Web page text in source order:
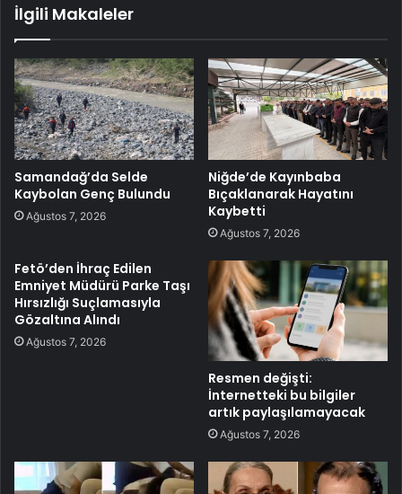
İlgili Makaleler
Samandağ’da Selde
Kaybolan Genç Bulundu
Ağustos 7, 2026
Niğde’de Kayınbaba
Bıçaklanarak Hayatını
Kaybetti
Ağustos 7, 2026
Fetö’den İhraç Edilen
Emniyet Müdürü Parke Taşı
Hırsızlığı Suçlamasıyla
Gözaltına Alındı
Ağustos 7, 2026
Resmen değişti:
İnternetteki bu bilgiler
artık paylaşılamayacak
Ağustos 7, 2026